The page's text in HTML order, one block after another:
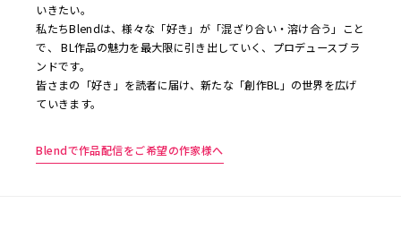
いきたい。
私たちBlendは、様々な「好き」が「混ざり合い・溶け合う」こと
で、 BL作品の魅力を最大限に引き出していく、プロデュースブラ
ンドです。
皆さまの「好き」を読者に届け、新たな「創作BL」の世界を広げ
ていきます。
Blendで作品配信をご希望の作家様へ